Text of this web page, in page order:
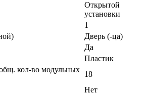
Открытой
установки
1
Дверь (-ца)
Да
Пластик
кол-во модульных
18
Нет